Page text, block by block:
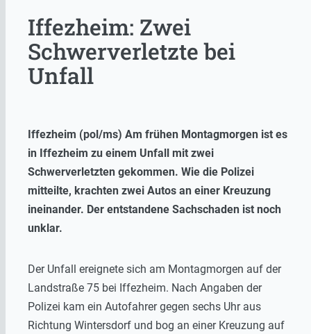
Iffezheim: Zwei
Schwerverletzte bei
Unfall
Iffezheim (pol/ms) Am frühen Montagmorgen ist es
in Iffezheim zu einem Unfall mit zwei
Schwerverletzten gekommen. Wie die Polizei
mitteilte, krachten zwei Autos an einer Kreuzung
ineinander. Der entstandene Sachschaden ist noch
unklar.
Der Unfall ereignete sich am Montagmorgen auf der
Landstraße 75 bei Iffezheim. Nach Angaben der
Polizei kam ein Autofahrer gegen sechs Uhr aus
Richtung Wintersdorf und bog an einer Kreuzung auf